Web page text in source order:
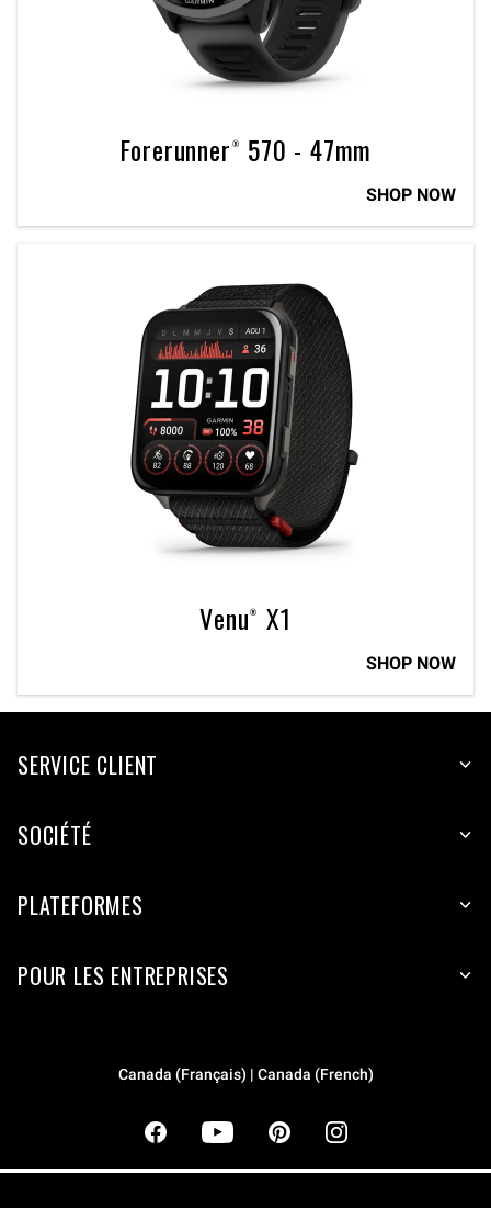
Forerunner® 570 - 47mm
SHOP NOW
Venu® X1
SHOP NOW
SERVICE CLIENT
SOCIÉTÉ
PLATEFORMES
POUR LES ENTREPRISES
Canada (Français) | Canada (French)